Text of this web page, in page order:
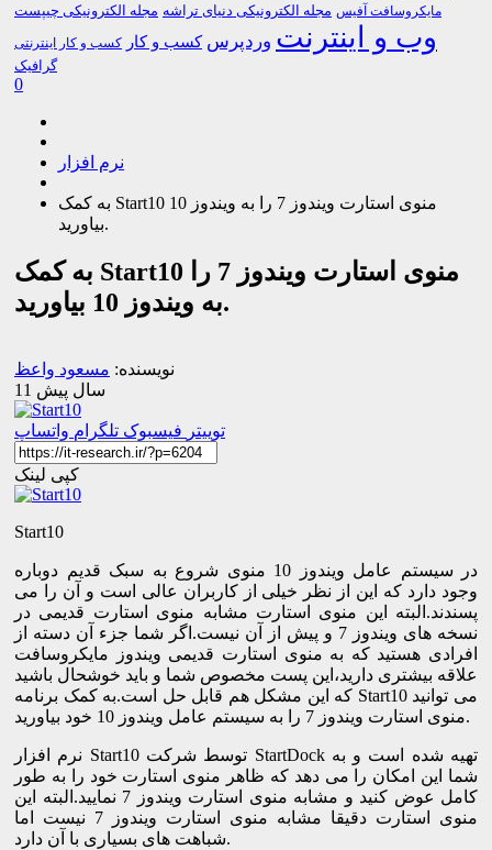
مایکروسافت آفیس مجله الکترونیکی دنیای تراشه مجله الکترونیکی چیپست
وب و اینترنت وردپرس کسب و کار کسب و کار اینترنتی
گرافیک
0
نرم افزار
به کمک Start10 منوی استارت ویندوز 7 را به ویندوز 10
بیاورید.
به کمک Start10 منوی استارت ویندوز 7 را
به ویندوز 10 بیاورید.
نویسنده: مسعود واعظ
11 سال پیش
توییتر فیسبوک تلگرام واتساپ
کپی لینک
Start10
در سیستم عامل ویندوز 10 منوی شروع به سبک قدیم دوباره
وجود دارد که این از نظر خیلی از کاربران عالی است و آن را می
پسندند.البته این منوی استارت مشابه منوی استارت قدیمی در
نسخه های ویندوز 7 و پیش از آن نیست.اگر شما جزء آن دسته از
افرادی هستید که به منوی استارت قدیمی ویندوز مایکروسافت
علاقه بیشتری دارید،این پست مخصوص شما و باید خوشحال باشید
که این مشکل هم قابل حل است.به کمک برنامه Start10 می توانید
منوی استارت ویندوز 7 را به سیستم عامل ویندوز 10 خود بیاورید.
نرم افزار Start10 توسط شرکت StartDock تهیه شده است و به
شما این امکان را می دهد که ظاهر منوی استارت خود را به طور
کامل عوض کنید و مشابه منوی استارت ویندوز 7 نمایید.البته این
منوی استارت دقیقا مشابه منوی استارت ویندوز 7 نیست اما
شباهت های بسیاری با آن دارد.